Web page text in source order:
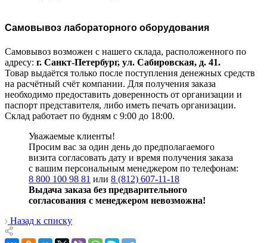
Самовывоз лабораторного оборудования
Самовывоз возможен с нашего склада, расположенного по
адресу: г. Санкт-Петербург, ул. Сабировская, д. 41.
Товар выдаётся только после поступления денежных средств
на расчётный счёт компании. Для получения заказа
необходимо предоставить доверенность от организации и
паспорт представителя, либо иметь печать организации.
Склад работает по будням с 9:00 до 18:00.
Уважаемые клиенты!
Просим вас за один день до предполагаемого
визита согласовать дату и время получения заказа
с вашим персональным менеджером по телефонам:
8 800 100 98 81 или 8 (812) 607-11-18
Выдача заказа без предварительного
согласования с менеджером невозможна!
Назад к списку